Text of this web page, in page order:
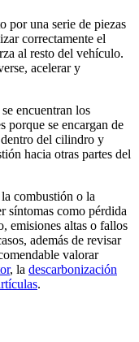
por una serie de piezas
correctamente el
al resto del vehículo.
acelerar y
encuentran los
porque se encargan de
del cilindro y
hacia otras partes del
combustión o la
síntomas como pérdida
emisiones altas o fallos
además de revisar
valorar
, la descarbonización
.